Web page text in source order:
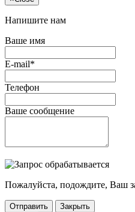
Напишите нам
Ваше имя
E-mail*
Телефон
Ваше сообщение
Пожалуйста, подождите, Ваш
Отправить
Закрыть